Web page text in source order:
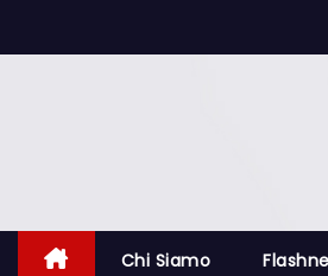
a
Chi Siamo